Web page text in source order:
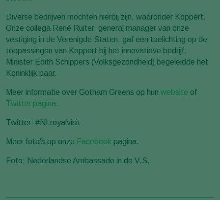
Diverse bedrijven mochten hierbij zijn, waaronder Koppert.
Onze collega René Ruiter, general manager van onze
vestiging in de Verenigde Staten, gaf een toelichting op de
toepassingen van Koppert bij het innovatieve bedrijf.
Minister Edith Schippers (Volksgezondheid) begeleidde het
Koninklijk paar.
Meer informatie over Gotham Greens op hun website of
Twitter pagina.
Twitter: #NLroyalvisit
Meer foto's op onze Facebook pagina.
Foto: Nederlandse Ambassade in de V.S.